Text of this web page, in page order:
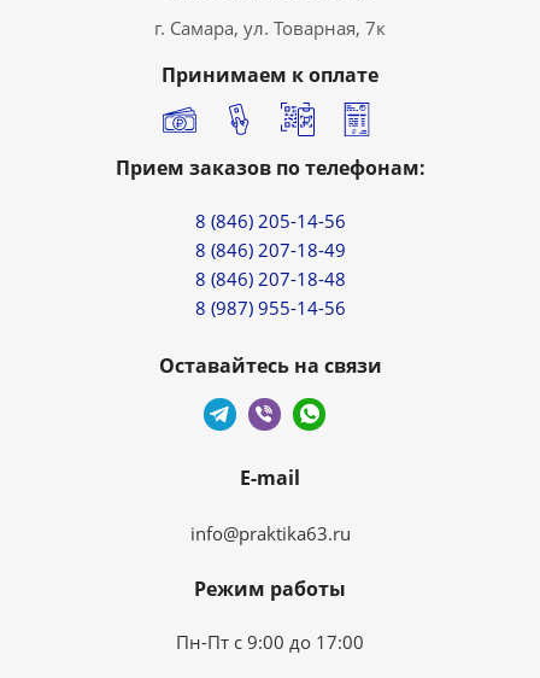
г. Самара, ул. Товарная, 7к
Принимаем к оплате
Прием заказов по телефонам:
8 (846) 205-14-56
8 (846) 207-18-49
8 (846) 207-18-48
8 (987) 955-14-56
Оставайтесь на связи
E-mail
info@praktika63.ru
Режим работы
Пн-Пт с 9:00 до 17:00